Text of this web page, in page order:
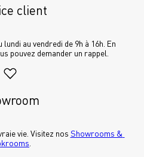
client
au vendredi de 9h à 16h. En
pouvez demander un rappel.
vie. Visitez nos Showrooms &